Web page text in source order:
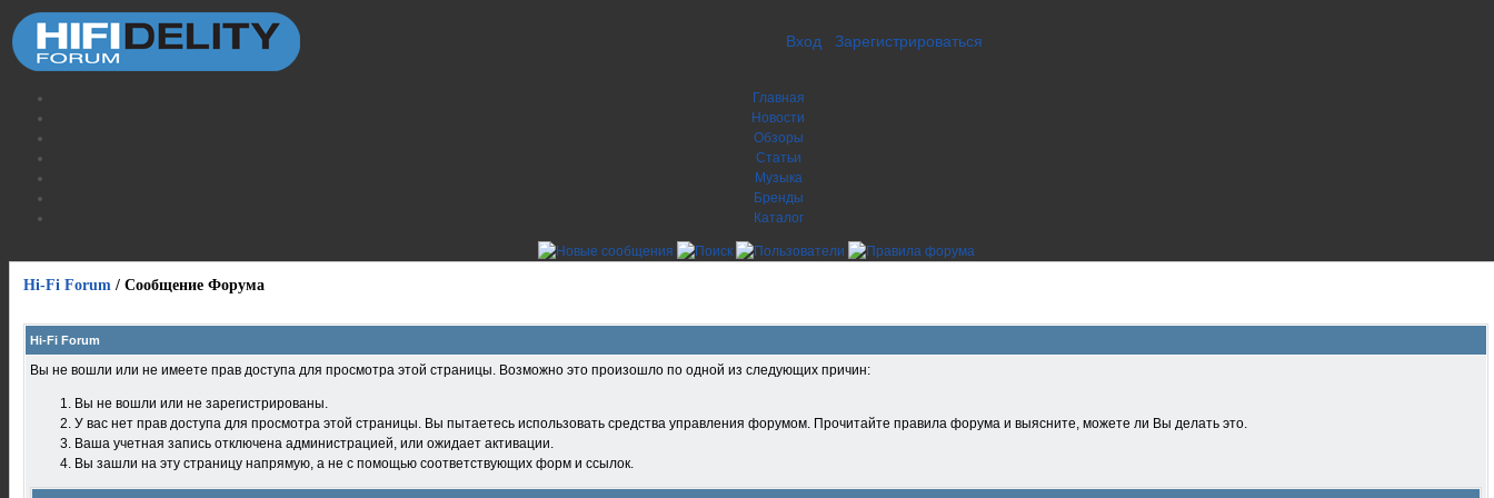
Вход Зарегистрироваться
Главная
Новости
Обзоры
Статьи
Музыка
Бренды
Каталог
Hi-Fi Forum / Сообщение Форума
Hi-Fi Forum
Вы не вошли или не имеете прав доступа для просмотра этой страницы. Возможно это произошло по одной из следующих причин:
Вы не вошли или не зарегистрированы.
У вас нет прав доступа для просмотра этой страницы. Вы пытаетесь использовать средства управления форумом. Прочитайте правила форума и выясните, можете ли Вы делать это.
Ваша учетная запись отключена администрацией, или ожидает активации.
Вы зашли на эту страницу напрямую, а не с помощью соответствующих форм и ссылок.